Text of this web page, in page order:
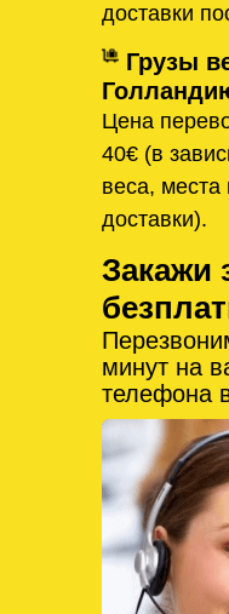
доставки
Грузы
Цена
40€ (в
веса, места
доставки).
Закажи
минут на
телефона